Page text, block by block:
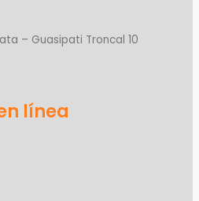
– Guasipati Troncal 10